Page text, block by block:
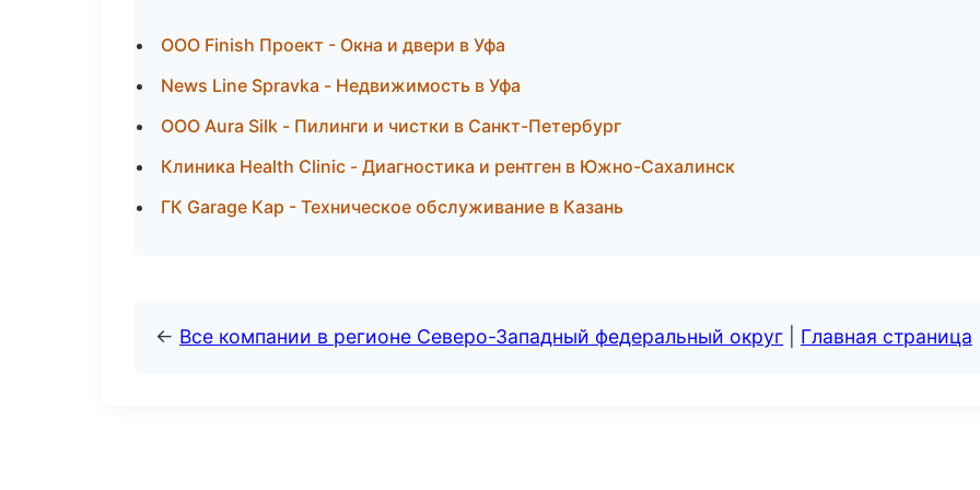
ООО Finish Проект - Окна и двери в Уфа
News Line Spravka - Недвижимость в Уфа
ООО Aura Silk - Пилинги и чистки в Санкт-Петербург
Клиника Health Clinic - Диагностика и рентген в Южно-Сахалинск
ГК Garage Кар - Техническое обслуживание в Казань
← Все компании в регионе Северо-Западный федеральный округ Главная страница